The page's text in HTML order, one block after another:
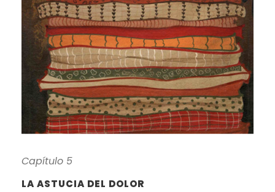
Capítulo 5
LA ASTUCIA DEL DOLOR